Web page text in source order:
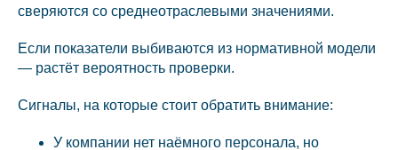
сверяются со среднеотраслевыми значениями.
Если показатели выбиваются из нормативной модели
— растёт вероятность проверки.
Сигналы, на которые стоит обратить внимание:
У компании нет наёмного персонала, но